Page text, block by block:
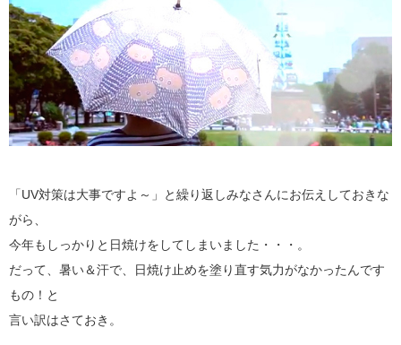
「UV対策は大事ですよ～」と繰り返しみなさんにお伝えしておきな
がら、
今年もしっかりと日焼けをしてしまいました・・・。
だって、暑い＆汗で、日焼け止めを塗り直す気力がなかったんです
もの！と
言い訳はさておき。